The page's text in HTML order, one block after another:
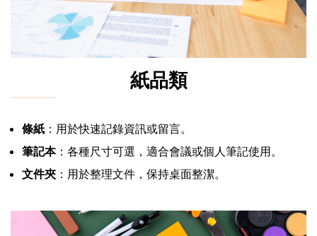
紙品類
條紙 ：用於快速記錄資訊或留言。
筆記本：各種尺寸可選，適合會議或個人筆記使用。
文件夾 ：用於整理文件，保持桌面整潔。